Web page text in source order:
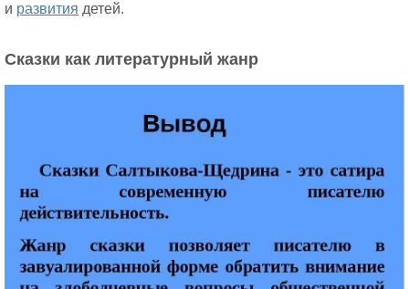
и развития детей.
Сказки как литературный жанр